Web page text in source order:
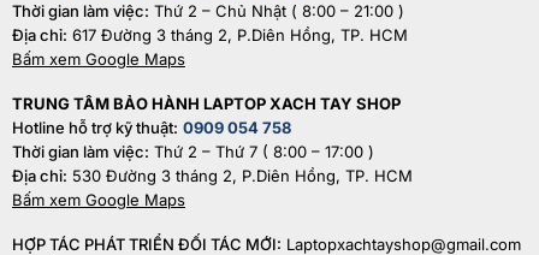
Thời gian làm việc: Thứ 2 – Chủ Nhật ( 8:00 – 21:00 )
Địa chỉ: 617 Đường 3 tháng 2, P.Diên Hồng, TP. HCM
Bấm xem Google Maps
TRUNG TÂM BẢO HÀNH LAPTOP XACH TAY SHOP
Hotline hỗ trợ kỹ thuật: 0909 054 758
Thời gian làm việc: Thứ 2 – Thứ 7 ( 8:00 – 17:00 )
Địa chỉ: 530 Đường 3 tháng 2, P.Diên Hồng, TP. HCM
Bấm xem Google Maps
HỢP TÁC PHÁT TRIỂN ĐỐI TÁC MỚI: Laptopxachtayshop@gmail.com